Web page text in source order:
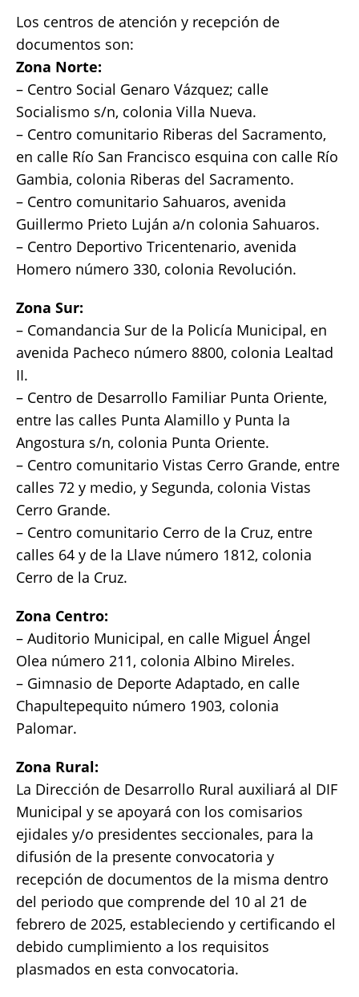
Los centros de atención y recepción de
documentos son:
Zona Norte:
– Centro Social Genaro Vázquez; calle
Socialismo s/n, colonia Villa Nueva.
– Centro comunitario Riberas del Sacramento,
en calle Río San Francisco esquina con calle Río
Gambia, colonia Riberas del Sacramento.
– Centro comunitario Sahuaros, avenida
Guillermo Prieto Luján a/n colonia Sahuaros.
– Centro Deportivo Tricentenario, avenida
Homero número 330, colonia Revolución.
Zona Sur:
– Comandancia Sur de la Policía Municipal, en
avenida Pacheco número 8800, colonia Lealtad
II.
– Centro de Desarrollo Familiar Punta Oriente,
entre las calles Punta Alamillo y Punta la
Angostura s/n, colonia Punta Oriente.
– Centro comunitario Vistas Cerro Grande, entre
calles 72 y medio, y Segunda, colonia Vistas
Cerro Grande.
– Centro comunitario Cerro de la Cruz, entre
calles 64 y de la Llave número 1812, colonia
Cerro de la Cruz.
Zona Centro:
– Auditorio Municipal, en calle Miguel Ángel
Olea número 211, colonia Albino Mireles.
– Gimnasio de Deporte Adaptado, en calle
Chapultepequito número 1903, colonia
Palomar.
Zona Rural:
La Dirección de Desarrollo Rural auxiliará al DIF
Municipal y se apoyará con los comisarios
ejidales y/o presidentes seccionales, para la
difusión de la presente convocatoria y
recepción de documentos de la misma dentro
del periodo que comprende del 10 al 21 de
febrero de 2025, estableciendo y certificando el
debido cumplimiento a los requisitos
plasmados en esta convocatoria.